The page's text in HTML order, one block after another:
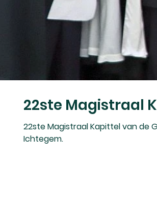
22ste Magistraal
22ste Magistraal Kapittel van de
Ichtegem.